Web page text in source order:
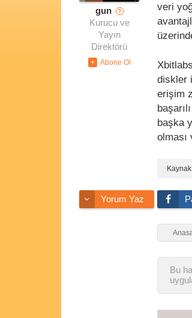
gun ?
Kurucu ve
Yayın
Direktörü
veri
diskler
erişim
başka
olması
Yorum Yaz
Bu